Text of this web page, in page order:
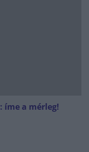
íme a mérleg!